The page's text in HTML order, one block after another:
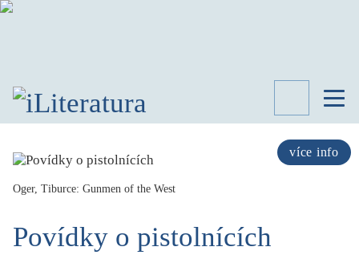
více info
SPISOVATELÉ
KNIHY
Oger, Tiburce: Gunmen of the West
Povídky o pistolnících